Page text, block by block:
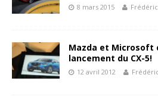
8 mars 2015 Frédéric
Mazda et Microsoft
lancement du CX-5!
12 avril 2012